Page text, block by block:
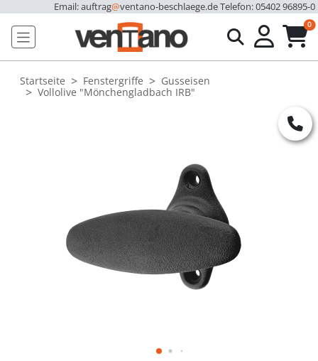
Email: auftrag@ventano-beschlaege.deTelefon: 05402 96895-0
0
Startseite Fenstergriffe
Gusseisen
Vollolive "Mönchengladbach IRB"